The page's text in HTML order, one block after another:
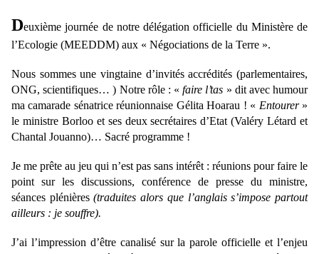
Deuxième journée de notre délégation officielle du Ministère de
l’Ecologie (MEEDDM) aux « Négociations de la Terre ».
Nous sommes une vingtaine d’invités accrédités (parlementaires,
ONG, scientifiques… ) Notre rôle : «faire l’tas » dit avec humour
ma camarade sénatrice réunionnaise Gélita Hoarau ! « Entourer»
le ministre Borloo et ses deux secrétaires d’Etat (Valéry Létard et
Chantal Jouanno)… Sacré programme !
Je me prête au jeu qui n’est pas sans intérêt : réunions pour faire le
point sur les discussions, conférence de presse du ministre,
séances plénières(traduites alors que l’anglais s’impose partout
ailleurs : je souffre).
J’ai l’impression d’être canalisé sur la parole officielle et l’enjeu